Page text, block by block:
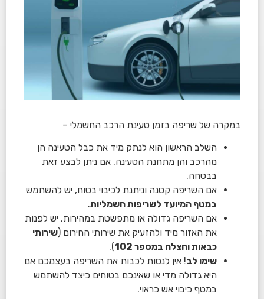
במקרה של שריפה בזמן טעינת הרכב החשמלי –
השלב הראשון הוא לנתק מיד את כבל הטעינה הן
מהרכב והן מתחנת הטעינה, אם ניתן לבצע זאת
בבטחה.
אם השריפה קטנה וניתנת לכיבוי בטוח, יש להשתמש
במטף המיועד לשריפות חשמליות.
אם השריפה גדולה או מתפשטת במהירות, יש לפנות
את האזור מיד ולהזעיק את שירותי החירום (שירותי
כבאות והצלה במספר 102
).
שימו לב! אין לנסות לכבות את השריפה בעצמכם אם
היא גדולה מדי או שאינכם בטוחים כיצד להשתמש
במטף כיבוי אש כראוי.